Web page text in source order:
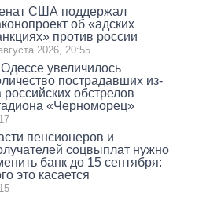
США поддержал
об «адских
против россии
2026, 20:55
увеличилось
пострадавших из-
российских обстрелов
«Черноморец»
пенсионеров и
соцвыплат нужно
банк до 15 сентября:
это касается